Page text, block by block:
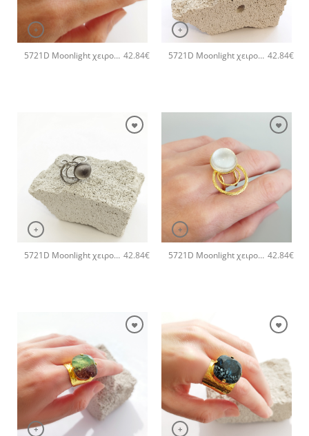
+
5721D Moonlight χειροποίητο δαχτυλιδι Catherine bijoux Τυρκουάζ 42.84€
+
5721D Moonlight χειροποίητο δαχτυλιδι Catherine bijoux Μωβ 42.84€
+
5721D Moonlight χειροποίητο δαχτυλιδι Catherine bijoux Γκρι 42.84€
+
5721D Moonlight χειροποίητο δαχτυλιδι Catherine bijoux Άσπρο 42.84€
+ +